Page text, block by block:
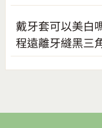
戴牙套可以美白
程遠離牙縫黑三